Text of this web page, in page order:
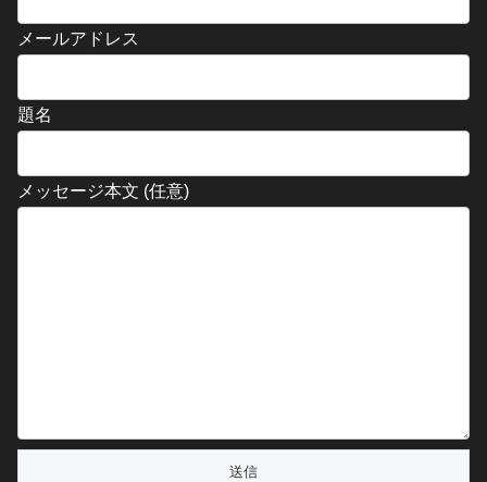
メールアドレス
題名
メッセージ本文 (任意)